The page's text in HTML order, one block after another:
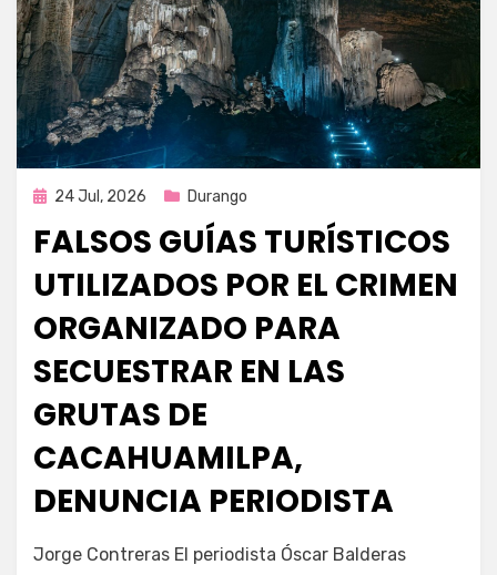
Publicada
24 Jul, 2026 Durango
FALSOS GUÍAS TURÍSTICOS
UTILIZADOS POR EL CRIMEN
ORGANIZADO PARA
SECUESTRAR EN LAS
GRUTAS DE
CACAHUAMILPA,
DENUNCIA PERIODISTA
Fernando Miranda Servín
Jorge Contreras El periodista Óscar Balderas